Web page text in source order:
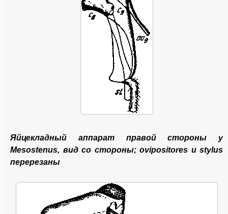
Яйцекладный аппарат правой стороны у
Меsostenus, вид со стороны; ovipositores и stylus
перерезаны